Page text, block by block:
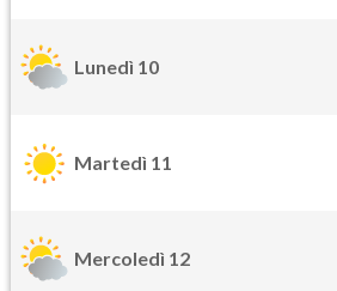
Lunedì 10
Martedì 11
Mercoledì 12